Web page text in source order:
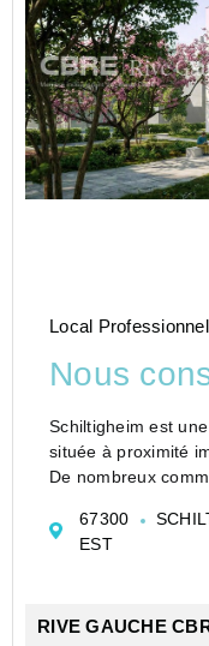
Local
Nous
Schiltigheim est
située à proximité
De nombreux
commercial
tab...
67300
EST
RIVE GAUCHE